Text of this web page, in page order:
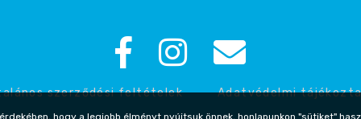
hogy a legjobb élményt nyújtsuk önnek, honlapunkon "sütiket"
szerződési feltételek Adatvédelmi